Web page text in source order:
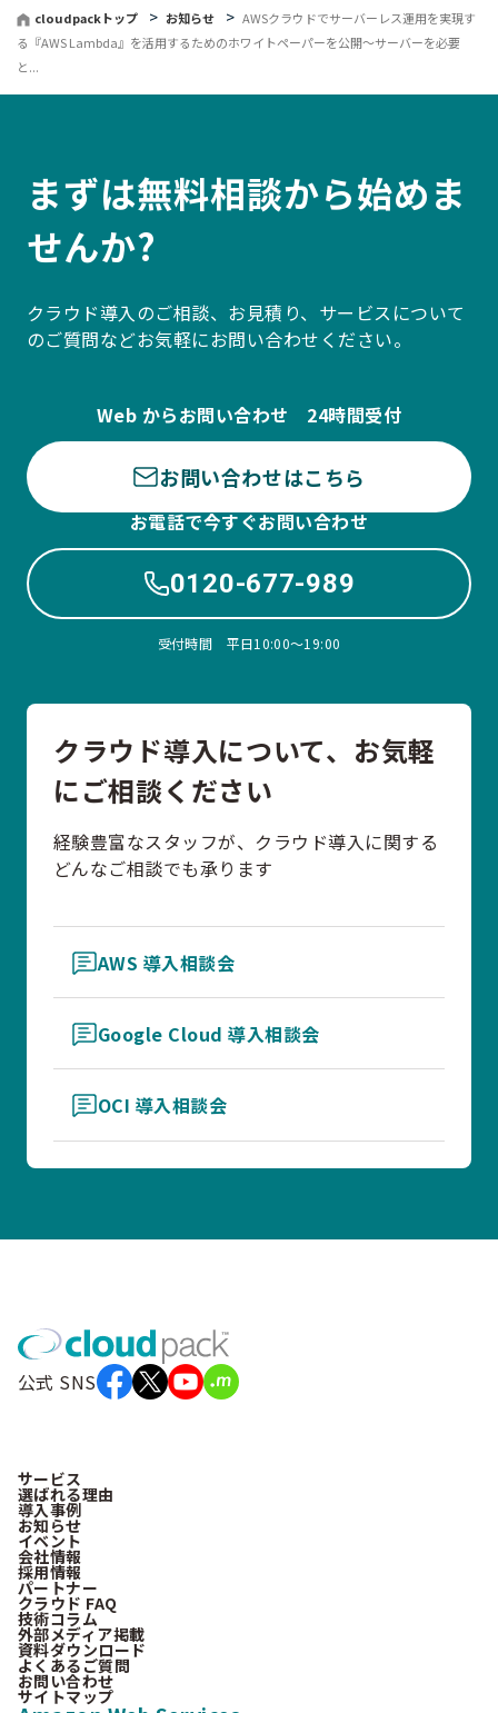
cloudpackトップ お知らせ
AWSクラウドでサーバーレス運用を実現す
る『AWS Lambda』を活用するためのホワイトペーパーを公開〜サーバーを必要
と...
まずは無料相談から始めま
せんか?
クラウド導入のご相談、お見積り、サービスについて
のご質問などお気軽にお問い合わせください。
Web からお問い合わせ 24時間受付
お問い合わせはこちら
お電話で今すぐお問い合わせ
0120-677-989
受付時間 平日10:00〜19:00
クラウド導入について、お気軽
にご相談ください
経験豊富なスタッフが、クラウド導入に関する
どんなご相談でも承ります
AWS 導入相談会
Google Cloud 導入相談会
OCI 導入相談会
公式 SNS
サービス
選ばれる理由
導入事例
お知らせ
イベント
会社情報
採用情報
パートナー
クラウド FAQ
技術コラム
外部メディア掲載
資料ダウンロード
よくあるご質問
お問い合わせ
サイトマップ